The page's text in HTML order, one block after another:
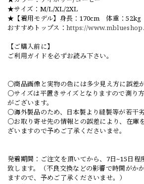
★サイズ：M/L/XL/2XL
★【着用モデル】身長：170cm 体重：
おすすめトップス： https://
【ご購入前に】
ご利用ガイドを必ずお読み下さい。
○商品画像と実物の色には多少見え方に誤差が
○サイズは平置きサイズとなりますので測り
がございます。
○海外製品のため、日本製より縫製等が若干
○お取り寄せ先の情報との誤差により、在庫
ざいますので予めご了承くださいませ。
発着期間：ご注文を頂いてから、7日~15日程
致します。（不良交換などの影響で時間がか
ますので、予めご了承くださいませ。）